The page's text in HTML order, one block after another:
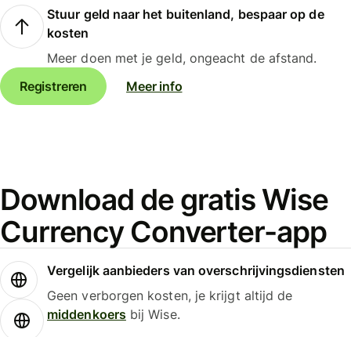
Stuur geld naar het buitenland, bespaar op de
kosten
Meer doen met je geld, ongeacht de afstand.
Registreren
Meer info
Download de gratis Wise
Currency Converter-app
Vergelijk aanbieders van overschrijvingsdiensten
Geen verborgen kosten, je krijgt altijd de
middenkoersbij Wise.